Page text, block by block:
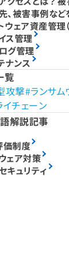
、被害事例など
ウェア資産管理
ス管理
グ管理
ナンス
覧
攻撃 ランサム
イチェーン
解説記事
価制度
ェア対策
キュリティ